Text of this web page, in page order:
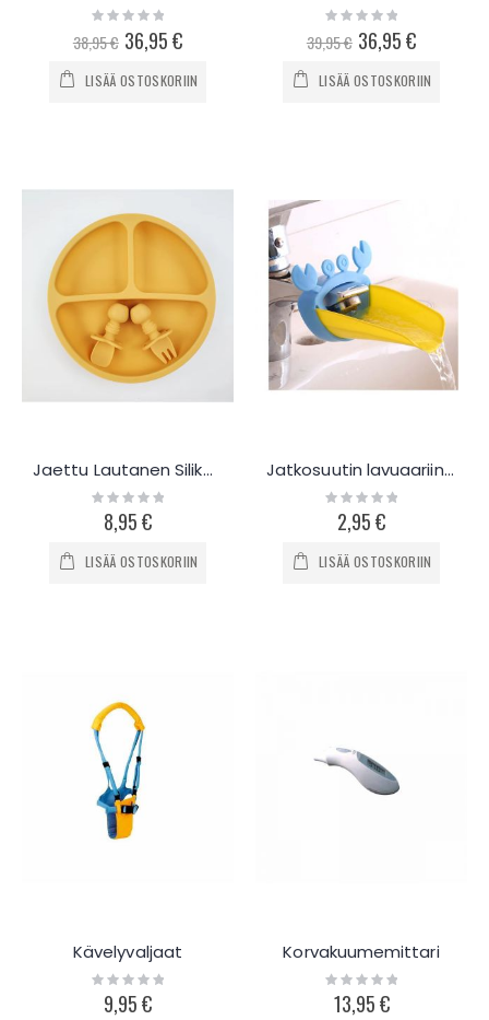
Rating:
38,95 € Special
Price
36,95 €
LISÄÄ OSTOSKORIIN
Rating:
39,95 € Special
Price
36,95 €
LISÄÄ OSTOSKORIIN
Jaettu Lautanen Silikoni
Rating:
0%8,95 €
LISÄÄ OSTOSKORIIN
Jatkosuutin lavuaariin lapselle
Rating:
0%2,95 €
LISÄÄ OSTOSKORIIN
Kävelyvaljaat
Rating:
0%9,95 €
Korvakuumemittari
Rating:
0%
13,95 €